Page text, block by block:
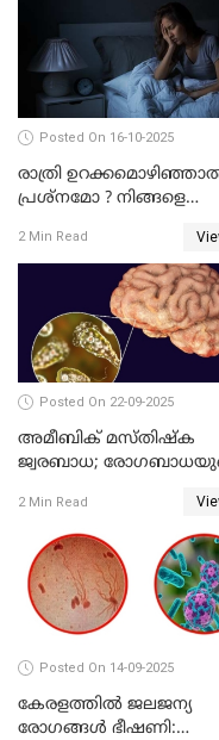
44കോടിയുടെ കിരീടം
Posted On 16-10-2025
രാത്രി
പ്രശ്നമോ ? നിങ്ങളെ
2 Min Read
Posted On 22-09-2025
അമീബിക് മസ്തിഷ്ക
ജ്വരബാധ;
2 Min Read
Posted On 14-09-2025
കേരളത്തിൽ ജലജന്യ
രോഗങ്ങൾ ഭീഷണി: